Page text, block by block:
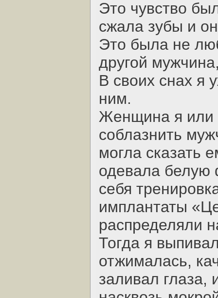
Это чувство
сжала зубы и
Это была не
другой
В своих снах я
ним.
Женщина я или
соблазнить
могла сказать
одевала белую
себя
имплантаты
распределяли
Тогда я
отжималась,
заливал глаза,